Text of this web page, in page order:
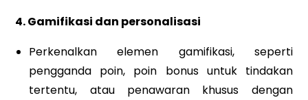
4. Gamifikasi dan personalisasi
Perkenalkan elemen gamifikasi, seperti
pengganda poin, poin bonus untuk tindakan
tertentu, atau penawaran khusus dengan